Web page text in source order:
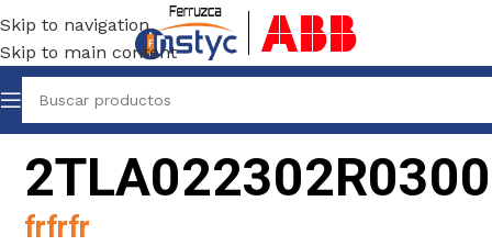
Skip to navigation
Skip to main content
2TLA022302R0300
frfrfr